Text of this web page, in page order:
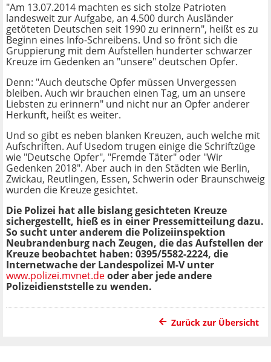
"Am 13.07.2014 machten es sich stolze Patrioten
landesweit zur Aufgabe, an 4.500 durch Ausländer
getöteten Deutschen seit 1990 zu erinnern", heißt es zu
Beginn eines Info-Schreibens. Und so frönt sich die
Gruppierung mit dem Aufstellen hunderter schwarzer
Kreuze im Gedenken an "unsere" deutschen Opfer.
Denn: "Auch deutsche Opfer müssen Unvergessen
bleiben. Auch wir brauchen einen Tag, um an unsere
Liebsten zu erinnern" und nicht nur an Opfer anderer
Herkunft, heißt es weiter.
Und so gibt es neben blanken Kreuzen, auch welche mit
Aufschriften. Auf Usedom trugen einige die Schriftzüge
wie "Deutsche Opfer", "Fremde Täter" oder "Wir
Gedenken 2018". Aber auch in den Städten wie Berlin,
Zwickau, Reutlingen, Essen, Schwerin oder Braunschweig
wurden die Kreuze gesichtet.
Die Polizei hat alle bislang gesichteten Kreuze
sichergestellt, hieß es in einer Pressemitteilung dazu.
So sucht unter anderem die Polizeiinspektion
Neubrandenburg nach Zeugen, die das Aufstellen der
Kreuze beobachtet haben: 0395/5582-2224, die
Internetwache der Landespolizei M-V unter
www.polizei.mvnet.deoder aber jede andere
Polizeidienststelle zu wenden.
Zurück zur Übersicht